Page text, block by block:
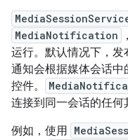
MediaNotification
运行。默认情况下，发
通知会根据媒体会话
控件。
连接到同一会话的任何
例如，使用